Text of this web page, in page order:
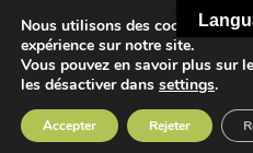
Aller
à
la
navigation
Aller
au
contenu
Nous utilisons des cookies
expérience sur notre site.
Vous pouvez en savoir plus sur
les désactiver dans settings.
Accepter Rejeter